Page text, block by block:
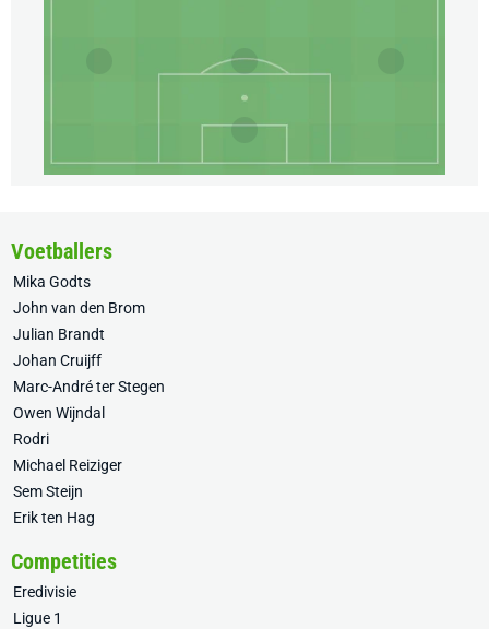
Voetballers
Mika Godts
John van den Brom
Julian Brandt
Johan Cruijff
Marc-André ter Stegen
Owen Wijndal
Rodri
Michael Reiziger
Sem Steijn
Erik ten Hag
Competities
Eredivisie
Ligue 1